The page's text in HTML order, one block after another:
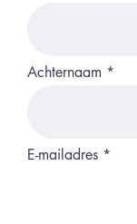
Achternaam
E-mailadres